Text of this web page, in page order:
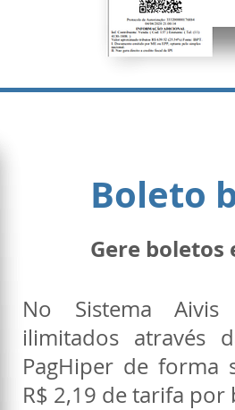
Boleto
Gere boletos
No Sistema
ilimitados através
PagHiper de forma
R$ 2,19 de tarifa